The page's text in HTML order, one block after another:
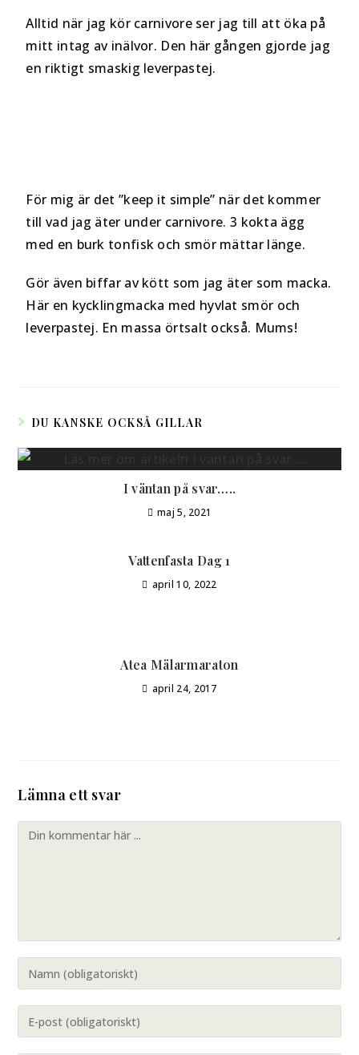
Alltid när jag kör carnivore ser jag till att öka på
mitt intag av inälvor. Den här gången gjorde jag
en riktigt smaskig leverpastej.
För mig är det ”keep it simple” när det kommer
till vad jag äter under carnivore. 3 kokta ägg
med en burk tonfisk och smör mättar länge.
Gör även biffar av kött som jag äter som macka.
Här en kycklingmacka med hyvlat smör och
leverpastej. En massa örtsalt också. Mums!
DU KANSKE OCKSÅ GILLAR
I väntan på svar…..
maj 5, 2021
Vattenfasta Dag 1
april 10, 2022
Atea Mälarmaraton
april 24, 2017
Lämna ett svar